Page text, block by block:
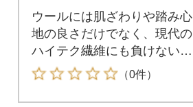
ウールには肌ざわりや踏み心
地の良さだけでなく、現代の
ハイテク繊維にも負けない
様々な機能があります。
（0件）